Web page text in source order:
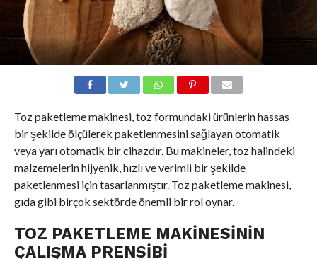
Toz paketleme makinesi, toz formundaki ürünlerin hassas
bir şekilde ölçülerek paketlenmesini sağlayan otomatik
veya yarı otomatik bir cihazdır. Bu makineler, toz halindeki
malzemelerin hijyenik, hızlı ve verimli bir şekilde
paketlenmesi için tasarlanmıştır. Toz paketleme makinesi,
gıda gibi birçok sektörde önemli bir rol oynar.
TOZ PAKETLEME MAKINESININ
ÇALIŞMA PRENSIBI